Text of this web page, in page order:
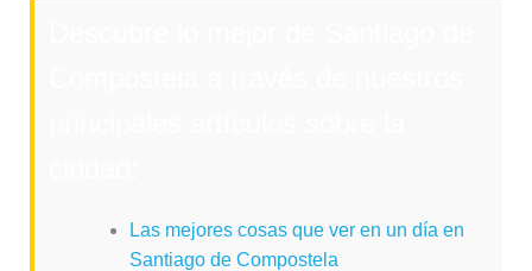
Las mejores cosas que ver en un día en
Santiago de Compostela